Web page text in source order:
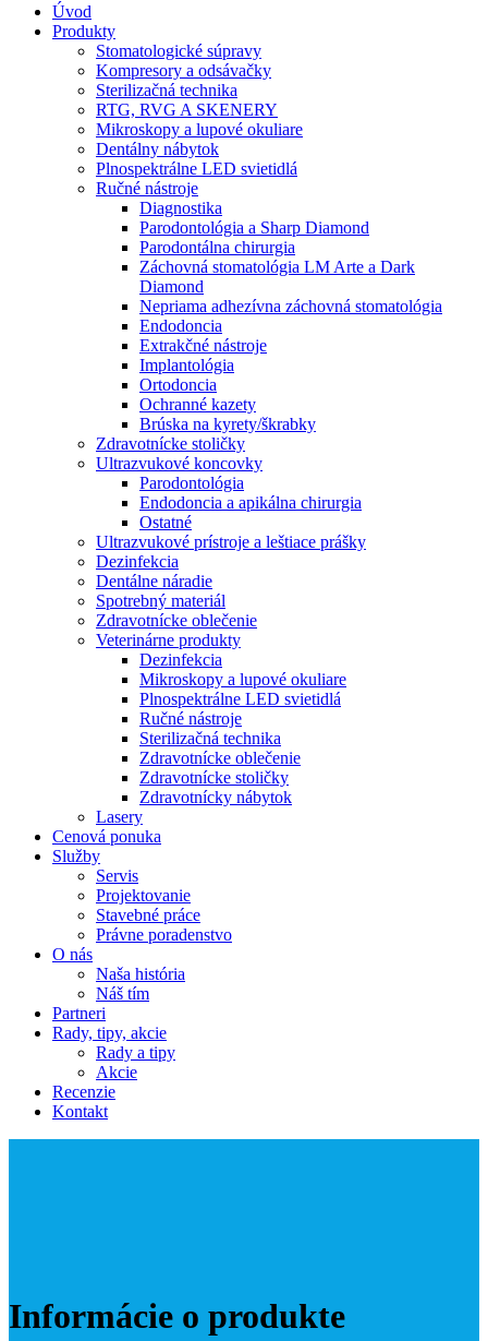
Úvod
Produkty
Stomatologické súpravy
Kompresory a odsávačky
Sterilizačná technika
RTG, RVG A SKENERY
Mikroskopy a lupové okuliare
Dentálny nábytok
Plnospektrálne LED svietidlá
Ručné nástroje
Diagnostika
Parodontológia a Sharp Diamond
Parodontálna chirurgia
Záchovná stomatológia LM Arte a Dark
Diamond
Nepriama adhezívna záchovná stomatológia
Endodoncia
Extrakčné nástroje
Implantológia
Ortodoncia
Ochranné kazety
Brúska na kyrety/škrabky
Zdravotnícke stoličky
Ultrazvukové koncovky
Parodontológia
Endodoncia a apikálna chirurgia
Ostatné
Ultrazvukové prístroje a leštiace prášky
Dezinfekcia
Dentálne náradie
Spotrebný materiál
Zdravotnícke oblečenie
Veterinárne produkty
Dezinfekcia
Mikroskopy a lupové okuliare
Plnospektrálne LED svietidlá
Ručné nástroje
Sterilizačná technika
Zdravotnícke oblečenie
Zdravotnícke stoličky
Zdravotnícky nábytok
Lasery
Cenová ponuka
Služby
Servis
Projektovanie
Stavebné práce
Právne poradenstvo
O nás
Naša história
Náš tím
Partneri
Rady, tipy, akcie
Rady a tipy
Akcie
Recenzie
Kontakt
Informácie o produkte